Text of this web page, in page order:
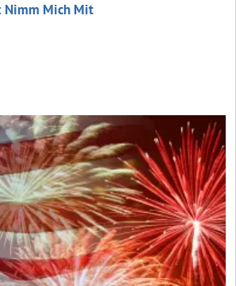
Nimm Mich Mit